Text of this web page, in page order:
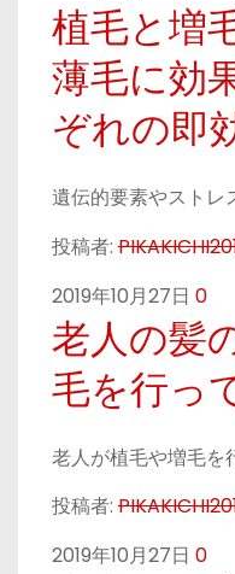
植毛と増
薄毛に効
ぞれの即
遺伝的要素やストレ
投稿者:
2019年10月27日 0
老人の髪
毛を行っ
老人が植毛や増毛を
投稿者:
2019年10月27日 0